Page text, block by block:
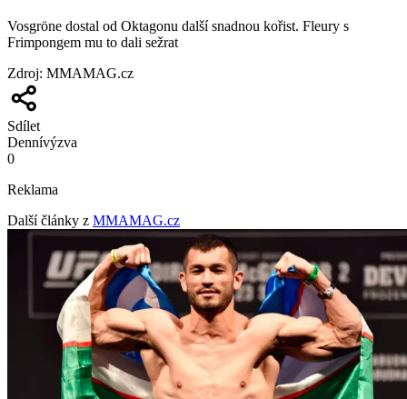
Vosgröne dostal od Oktagonu další snadnou kořist. Fleury s
Frimpongem mu to dali sežrat
Zdroj: MMAMAG.cz
Sdílet
Dennívýzva
0
Reklama
Další články z MMAMAG.cz